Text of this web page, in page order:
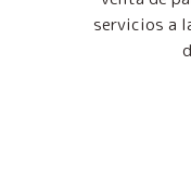
servicios a